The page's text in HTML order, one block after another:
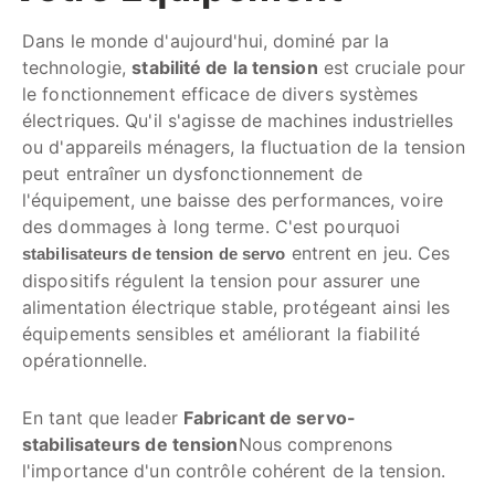
Dans le monde d'aujourd'hui, dominé par la
technologie,stabilité de la tension est cruciale pour
le fonctionnement efficace de divers systèmes
électriques. Qu'il s'agisse de machines industrielles
ou d'appareils ménagers, la fluctuation de la tension
peut entraîner un dysfonctionnement de
l'équipement, une baisse des performances, voire
des dommages à long terme. C'est pourquoi
stabilisateurs de tension de servo entrent en jeu. Ces
dispositifs régulent la tension pour assurer une
alimentation électrique stable, protégeant ainsi les
équipements sensibles et améliorant la fiabilité
opérationnelle.
En tant que leader Fabricant de servo-
stabilisateurs de tensionNous comprenons
l'importance d'un contrôle cohérent de la tension.